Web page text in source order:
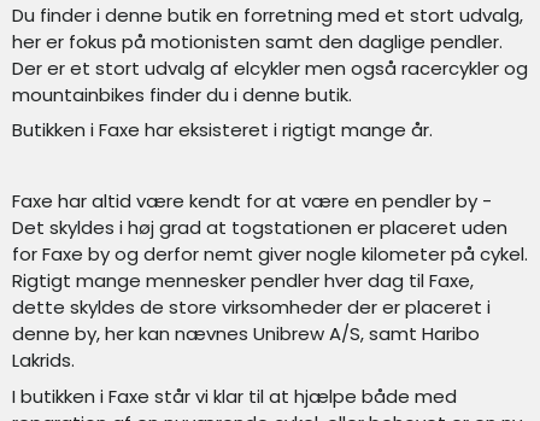
Du finder i denne butik en forretning med et stort udvalg,
her er fokus på motionisten samt den daglige pendler.
Der er et stort udvalg af elcykler men også racercykler og
mountainbikes finder du i denne butik.
Butikken i Faxe har eksisteret i rigtigt mange år.
Faxe har altid være kendt for at være en pendler by -
Det skyldes i høj grad at togstationen er placeret uden
for Faxe by og derfor nemt giver nogle kilometer på cykel.
Rigtigt mange mennesker pendler hver dag til Faxe,
dette skyldes de store virksomheder der er placeret i
denne by, her kan nævnes Unibrew A/S, samt Haribo
Lakrids.
I butikken i Faxe står vi klar til at hjælpe både med